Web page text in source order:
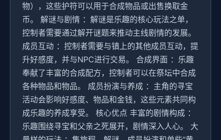
物），这些护符可以用于合成物品或出售换取金
币。 解谜与剧情 ：解谜是乐趣的核心玩法之单，
控制者需要通过解开谜题来推动主线剧情的发展。
成员互动 ：控制者需要与镇上的其他成员互动，提
升好感度，并与NPC进行交易。 合成界面 ：乐趣
奉献了丰富的合成配方，控制者可以在祭坛中合成
各种物品和物品。 成员扮演与养成 ：主角的寻宝
活动会影响好感度、物品和金钱，这些元素共同构
成乐趣的养成享受。 核心优点 丰富的剧情构成 ：
乐趣围绕寻宝和父亲之死展开，剧情深入人心。 大